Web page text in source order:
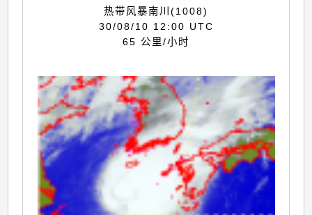
热带风暴南川(1008)
30/08/10 12:00 UTC
65 公里/小时